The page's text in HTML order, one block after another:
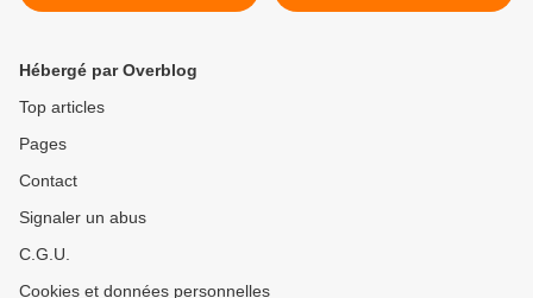
Hébergé par Overblog
Top articles
Pages
Contact
Signaler un abus
C.G.U.
Cookies et données personnelles